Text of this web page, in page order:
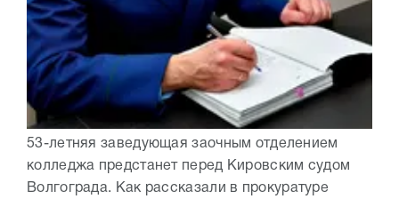
53-летняя заведующая заочным отделением
колледжа предстанет перед Кировским судом
Волгограда. Как рассказали в прокуратуре